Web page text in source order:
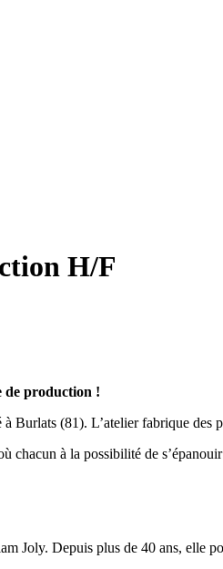
H/F
de production !
à Burlats (81). L’atelier fabrique
chacun à la possibilité de
Joly. Depuis plus de 40 ans, elle